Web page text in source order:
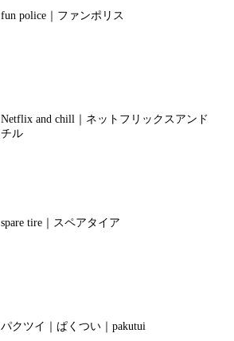
fun police｜ファンポリス
Netflix and chill｜ネットフリックスアンド
チル
spare tire｜スペアタイア
パクツイ｜ぱくつい｜pakutui